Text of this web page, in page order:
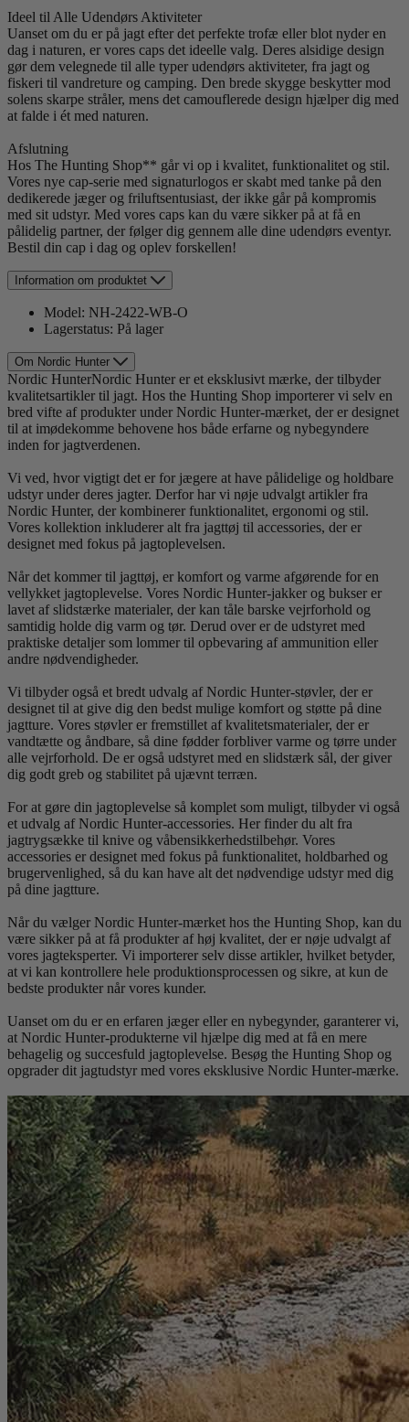
Ideel til Alle Udendørs Aktiviteter
Uanset om du er på jagt efter det perfekte trofæ eller blot nyder en
dag i naturen, er vores caps det ideelle valg. Deres alsidige design
gør dem velegnede til alle typer udendørs aktiviteter, fra jagt og
fiskeri til vandreture og camping. Den brede skygge beskytter mod
solens skarpe stråler, mens det camouflerede design hjælper dig med
at falde i ét med naturen.
Afslutning
Hos The Hunting Shop** går vi op i kvalitet, funktionalitet og stil.
Vores nye cap-serie med signaturlogos er skabt med tanke på den
dedikerede jæger og friluftsentusiast, der ikke går på kompromis
med sit udstyr. Med vores caps kan du være sikker på at få en
pålidelig partner, der følger dig gennem alle dine udendørs eventyr.
Bestil din cap i dag og oplev forskellen!
Information om produktet
Model: NH-2422-WB-O
Lagerstatus: På lager
Om Nordic Hunter
Nordic HunterNordic Hunter er et eksklusivt mærke, der tilbyder
kvalitetsartikler til jagt. Hos the Hunting Shop importerer vi selv en
bred vifte af produkter under Nordic Hunter-mærket, der er designet
til at imødekomme behovene hos både erfarne og nybegyndere
inden for jagtverdenen.
Vi ved, hvor vigtigt det er for jægere at have pålidelige og holdbare
udstyr under deres jagter. Derfor har vi nøje udvalgt artikler fra
Nordic Hunter, der kombinerer funktionalitet, ergonomi og stil.
Vores kollektion inkluderer alt fra jagttøj til accessories, der er
designet med fokus på jagtoplevelsen.
Når det kommer til jagttøj, er komfort og varme afgørende for en
vellykket jagtoplevelse. Vores Nordic Hunter-jakker og bukser er
lavet af slidstærke materialer, der kan tåle barske vejrforhold og
samtidig holde dig varm og tør. Derud over er de udstyret med
praktiske detaljer som lommer til opbevaring af ammunition eller
andre nødvendigheder.
Vi tilbyder også et bredt udvalg af Nordic Hunter-støvler, der er
designet til at give dig den bedst mulige komfort og støtte på dine
jagtture. Vores støvler er fremstillet af kvalitetsmaterialer, der er
vandtætte og åndbare, så dine fødder forbliver varme og tørre under
alle vejrforhold. De er også udstyret med en slidstærk sål, der giver
dig godt greb og stabilitet på ujævnt terræn.
For at gøre din jagtoplevelse så komplet som muligt, tilbyder vi også
et udvalg af Nordic Hunter-accessories. Her finder du alt fra
jagtrygsække til knive og våbensikkerhedstilbehør. Vores
accessories er designet med fokus på funktionalitet, holdbarhed og
brugervenlighed, så du kan have alt det nødvendige udstyr med dig
på dine jagtture.
Når du vælger Nordic Hunter-mærket hos the Hunting Shop, kan du
være sikker på at få produkter af høj kvalitet, der er nøje udvalgt af
vores jagteksperter. Vi importerer selv disse artikler, hvilket betyder,
at vi kan kontrollere hele produktionsprocessen og sikre, at kun de
bedste produkter når vores kunder.
Uanset om du er en erfaren jæger eller en nybegynder, garanterer vi,
at Nordic Hunter-produkterne vil hjælpe dig med at få en mere
behagelig og succesfuld jagtoplevelse. Besøg the Hunting Shop og
opgrader dit jagtudstyr med vores eksklusive Nordic Hunter-mærke.